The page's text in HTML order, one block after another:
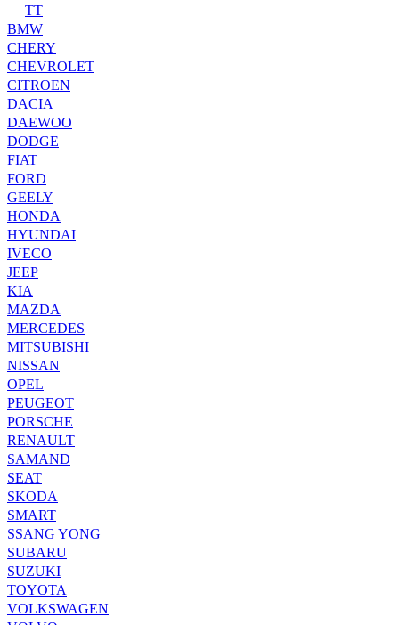
TT
BMW
CHERY
CHEVROLET
CITROEN
DACIA
DAEWOO
DODGE
FIAT
FORD
GEELY
HONDA
HYUNDAI
IVECO
JEEP
KIA
MAZDA
MERCEDES
MITSUBISHI
NISSAN
OPEL
PEUGEOT
PORSCHE
RENAULT
SAMAND
SEAT
SKODA
SMART
SSANG YONG
SUBARU
SUZUKI
TOYOTA
VOLKSWAGEN